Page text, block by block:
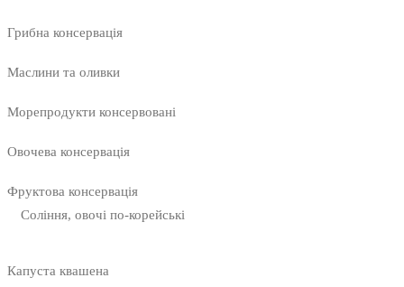
Грибна консервація
Маслини та оливки
Морепродукти консервовані
Овочева консервація
Фруктова консервація
Соління, овочі по-корейські
Капуста квашена